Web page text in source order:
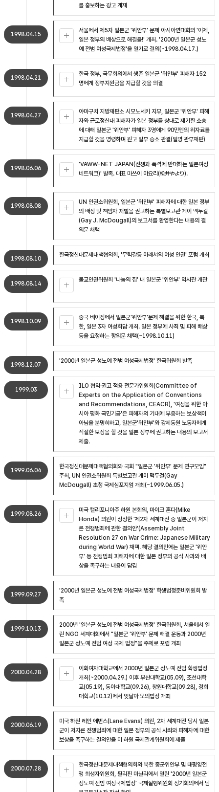
를 홍보하는 광고 게재
1998.04.15
서울에서 제5차 일본군 '위안부' 문제 아시아연대회의 '이제,
일본 정부의 배상으로 해결을!' 개최. '2000년 일본군 성노
예 전범 여성국제법정'을 열기로 결의(~1998.04.17.)
1998.04.21
한국 정부, 국무회의에서 생존 일본군 '위안부' 피해자 152
명에게 정부지원금을 지급할 것을 의결
1998.04.27
야마구치 지방재판소 시모노세키 지부, 일본군 '위안부' 피해
자와 근로정신대 피해자가 일본 정부를 상대로 제기한 소송
에 대해 일본군 '위안부' 피해자 3명에게 90만엔의 위자료를
지급할 것을 명령하며 원고 일부 승소 판결(일명 관부재판)
1998.06.06
'VAWW-NET JAPAN(전쟁과 폭력에 반대하는 일본여성
네트워크)' 발족. 대표 마쓰이 야요리(松井やより).
1998.08.08
UN 인권소위원회, 일본군 '위안부' 피해자에 대한 일본 정부
의 배상 및 책임자 처벌을 권고하는 특별보고관 게이 맥두걸
(Gay J. McDougall)의 보고서를 환영한다는 내용의 결
의문 채택
1998.08.10
한국정신대문제대책협의회, '무력갈등 아래서의 여성 인권' 포럼 개최
1998.08.14
불교인권위원회 '나눔의 집' 내 일본군 '위안부' 역사관 개관
1998.10.09
중국 베이징에서 일본군'위안부'문제 해결을 위한 한국, 북
한, 일본 3자 여성회담 개최. 일본 정부에 사죄 및 피해 배상
등을 요청하는 항의문 채택(~1998.10.11)
1998.12.07
'2000년 일본군 성노예 전범 여성국제법정' 한국위원회 발족
1999.03
ILO 협약·권고 적용 전문가위원회(Committee of
Experts on the Application of Conventions
and Recommendations, CEACR), '여성을 위한 아
시아 평화 국민기금'은 피해자의 기대에 부응하는 보상책이
아님을 분명히하고, 일본군'위안부'와 강제동원 노동자에게
적절한 보상을 할 것을 일본 정부에 권고하는 내용의 보고서
제출.
1999.06.04
한국정신대문제대책협의회와 국회 "일본군 '위안부' 문제 연구모임"
주최, UN 인권소위원회 특별보고관 게이 맥두걸(Gay
McDougall) 초청 국제심포지엄 개최(~1999.06.05.)
1999.08.26
미국 캘리포니아주 하원 본회의, 마이크 혼다(Mike
Honda) 의원이 상정한 '제2차 세계대전 중 일본군이 저지
른 전쟁범죄에 관한 결의안'(Assembly Joint
Resolution 27 on War Crime: Japanese Military
during World War) 채택. 해당 결의안에는 일본군 '위안
부' 등 전쟁범죄 피해자에 대한 일본 정부의 공식 사과와 배
상을 촉구하는 내용이 담김
1999.09.27
'2000년 일본군 성노예 전범 여성국제법정' 학생법정준비위원회 발
족
1999.10.13
2000년 '일본군 성노예 전범 여성국제법정' 한국위원회, 서울에서 열
린 NGO 세계대회에서 "일본군 '위안부' 문제 해결 운동과 2000년
일본군 성노예 전범 여성 국제 법정"을 주제로 포럼 개최
2000.04.28
이화여자대학교에서 2000년 일본군 성노예 전범 학생법정
개최(~2000.04.29.) 이후 부산대학교(05.09), 조선대학
교(05.19), 동아대학교(09.26), 창원대학교(09.28), 경희
대학교(10.12)에서 잇달아 모의법정 개최
2000.06.19
미국 하원 레인 에번스(Lane Evans) 의원, 2차 세계대전 당시 일본
군이 저지른 전쟁범죄에 대한 일본 정부의 공식 사죄와 피해자에 대한
보상을 촉구하는 결의안을 미 하원 국제관계위원회에 제출
2000.07.28
한국정신대문제대책협의회와 북한 종군위안부 및 태평양전
쟁 희생자위원회, 필리핀 마닐라에서 열린 '2000년 일본군
성노예 전범 여성국제법정' 국제실행위원회 정기회의에서 남